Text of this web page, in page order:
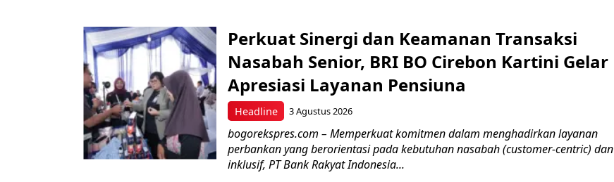
Headline
Perkuat Sinergi dan Keamanan Transaksi
Nasabah Senior, BRI BO Cirebon Kartini Gelar
Apresiasi Layanan Pensiuna
3 Agustus 2026
bogorekspres.com – Memperkuat komitmen dalam menghadirkan layanan
perbankan yang berorientasi pada kebutuhan nasabah (customer-centric) dan
inklusif, PT Bank Rakyat Indonesia...